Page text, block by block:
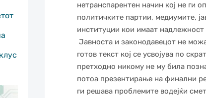
нетранспарентен начин кој не ги
политичките партии, медиумите,
институции кои имаат надлежност
Јавноста и законодавецот не
готов текст кој се усвојува по
претходно никому не му била
потоа презентирање на финални
ги решава проблемите водејќи